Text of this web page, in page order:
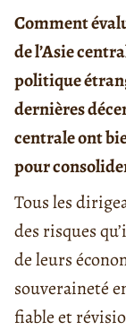
Comment
de l’Asie
politique
dernières
centrale ont
pour
Tous les
des risques
de leurs
souveraineté
fiable et